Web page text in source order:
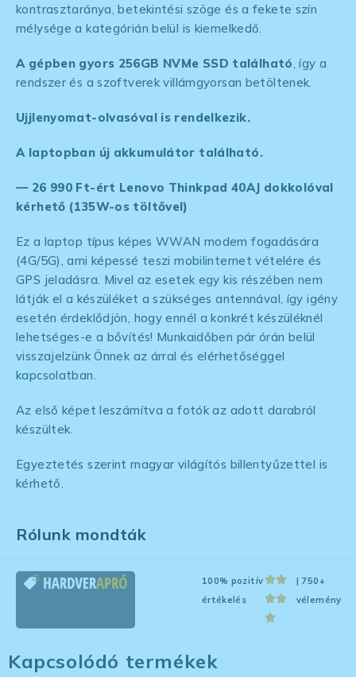
kontrasztaránya, betekintési szöge és a fekete szín
mélysége a kategórián belül is kiemelkedő.
A gépben gyors 256GB NVMe SSD található , így a
rendszer és a szoftverek villámgyorsan betöltenek.
Ujjlenyomat-olvasóval is rendelkezik.
A laptopban új akkumulátor található.
— 26 990 Ft-ért Lenovo Thinkpad 40AJ dokkolóval
kérhető (135W-os töltővel)
Ez a laptop típus képes WWAN modem fogadására
(4G/5G), ami képessé teszi mobilinternet vételére és
GPS jeladásra. Mivel az esetek egy kis részében nem
látják el a készüléket a szükséges antennával, így igény
esetén érdeklődjön, hogy ennél a konkrét készüléknél
lehetséges-e a bővítés! Munkaidőben pár órán belül
visszajelzünk Önnek az árral és elérhetőséggel
kapcsolatban.
Az első képet leszámítva a fotók az adott darabról
készültek.
Egyeztetés szerint magyar világítós billentyűzettel is
kérhető.
Rólunk mondták
100% pozitív
értékelés
| 750+
vélemény
Kapcsolódó termékek